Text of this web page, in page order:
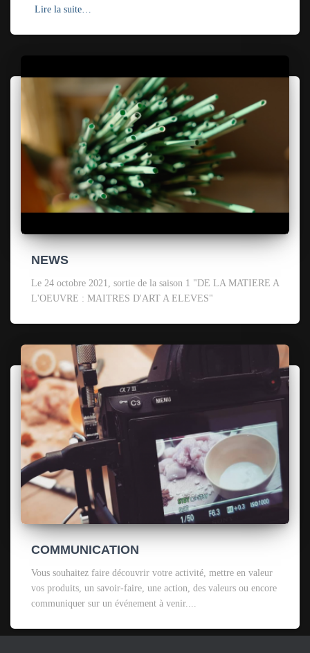
Lire la suite…
NEWS
Le 24 octobre 2021, sortie de la saison 1 "DE LA MATIERE A
L'OEUVRE : MAITRES D'ART A ELEVES"
COMMUNICATION
Vous souhaitez faire découvrir votre activité, mettre en valeur
vos produits, un savoir-faire, une action, des valeurs ou encore
communiquer sur un événement à venir....